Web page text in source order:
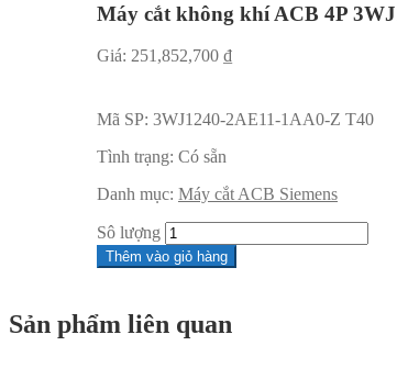
Máy cắt không khí ACB 4P
Giá: 251,852,700 ₫
Mã SP: 3WJ1240-2AE11-1AA0-Z T40
Tình trạng: Có sẵn
Danh mục: Máy cắt ACB Siemens
Sô lượng
Thêm vào giỏ hàng
Sản phẩm liên quan